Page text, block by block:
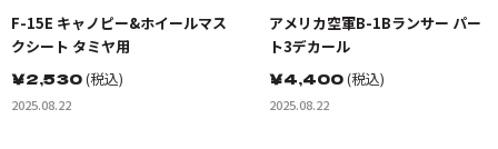
F-15E キャノピー&ホイールマス
クシート タミヤ用
￥2,530(税込)
2025.08.22
アメリカ空軍B-1Bランサー パー
ト3デカール
￥4,400(税込)
2025.08.22